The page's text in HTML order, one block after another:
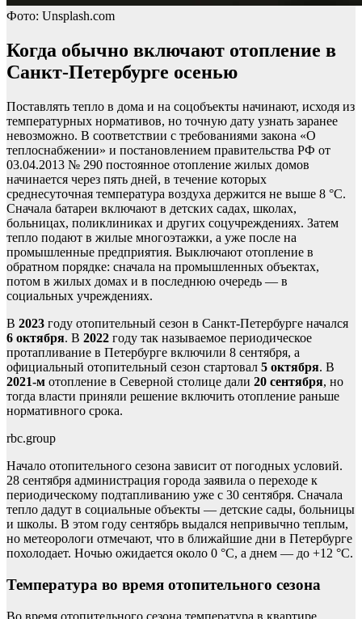
Фото: Unsplash.com
Когда обычно включают отопление в
Санкт-Петербурге осенью
Поставлять тепло в дома и на соцобъекты начинают, исходя из
температурных нормативов, но точную дату узнать заранее
невозможно. В соответствии с требованиями закона «О
теплоснабжении» и постановлением правительства РФ от
03.04.2013 № 290 постоянное отопление жилых домов
начинается через пять дней, в течение которых
среднесуточная температура воздуха держится не выше 8 °С.
Сначала батареи включают в детских садах, школах,
больницах, поликлиниках и других соцучреждениях. Затем
тепло подают в жилые многоэтажки, а уже после на
промышленные предприятия. Выключают отопление в
обратном порядке: сначала на промышленных объектах,
потом в жилых домах и в последнюю очередь — в
социальных учреждениях.
В 2023 году отопительный сезон в Санкт-Петербурге начался
6 октября. В 2022 году так называемое периодическое
протапливание в Петербурге включили 8 сентября, а
официальный отопительный сезон стартовал 5 октября. В
2021-м отопление в Северной столице дали 20 сентября, но
тогда власти приняли решение включить отопление раньше
нормативного срока.
rbc.group
Начало отопительного сезона зависит от погодных условий.
28 сентября администрация города заявила о переходе к
периодическому подтапливанию уже с 30 сентября. Сначала
тепло дадут в социальные объекты — детские сады, больницы
и школы. В этом году сентябрь выдался непривычно теплым,
но метеорологи отмечают, что в ближайшие дни в Петербурге
похолодает. Ночью ожидается около 0 °C, а днем — до +12 °C.
Температура во время отопительного сезона
Во время отопительного сезона температура в квартире